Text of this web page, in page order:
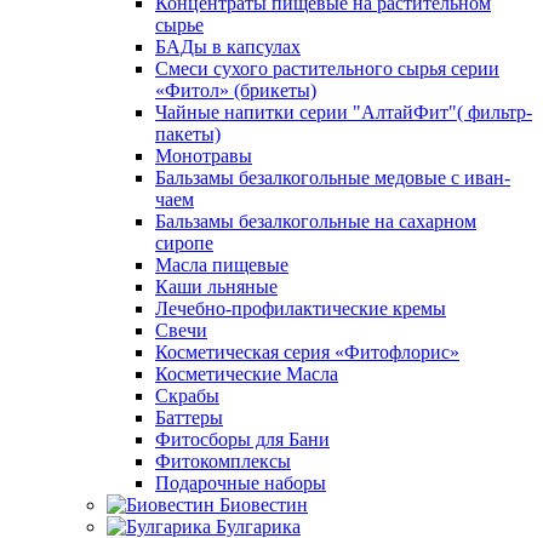
сырье
БАДы в капсулах
Смеси сухого растительного сырья серии
«Фитол» (брикеты)
Чайные напитки серии "АлтайФит"( фильтр-
пакеты)
Монотравы
Бальзамы безалкогольные медовые с иван-
чаем
Бальзамы безалкогольные на сахарном
сиропе
Масла пищевые
Каши льняные
Лечебно-профилактические кремы
Свечи
Косметическая серия «Фитофлорис»
Косметические Масла
Скрабы
Баттеры
Фитосборы для Бани
Фитокомплексы
Подарочные наборы
Биовестин
Булгарика